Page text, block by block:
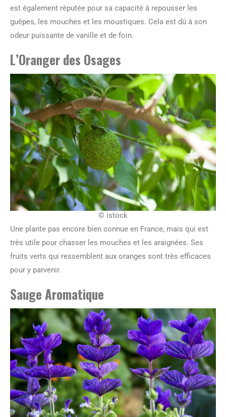
est également réputée pour sa capacité à repousser les
guêpes, les mouches et les moustiques. Cela est dû à son
odeur puissante de vanille et de foin.
L’Oranger des Osages
© istock
Une plante pas encore bien connue en France, mais qui est
très utile pour chasser les mouches et les araignées. Ses
fruits verts qui ressemblent aux oranges sont très efficaces
pour y parvenir.
Sauge Aromatique